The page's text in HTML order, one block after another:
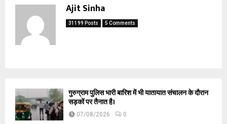
Ajit Sinha
31199 Posts 5 Comments
गुरुग्राम पुलिस भारी बारिश में भी यातायात संचालन के दौरान
सड़कों पर तैनात है।
07/08/2026 0